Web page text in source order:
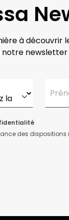
à découvrir
newsletter
des dispositions